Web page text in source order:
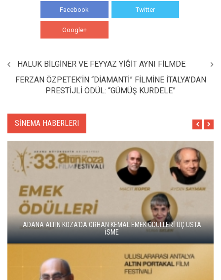
Facebook Twitter
Google+
HALUK BİLGİNER VE FEYYAZ YİĞİT AYNI FİLMDE
FERZAN ÖZPETEK’İN “DİAMANTİ” FİLMİNE İTALYA’DAN
PRESTİJLİ ÖDÜL: “GÜMÜŞ KURDELE”
SİNEMA HABERLERI
ALTIN KOZA'NIN ONUR ÖDÜLLERİ FERZAN ÖZPETEK VE VAHİDE
PERÇİN'İN